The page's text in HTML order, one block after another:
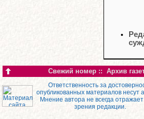
Свежий номер :: Архив
Ответственность за
опубликованных материалов несут
Мнение автора не всегда отражает
зрения редакции.